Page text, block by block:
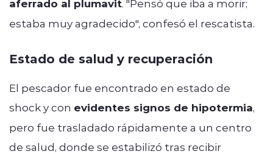
aferrado al plumavit. "Pensó que iba a morir;
estaba muy agradecido", confesó el rescatista.
Estado de salud y recuperación
El pescador fue encontrado en estado de
shock y con evidentes signos de hipotermia,
pero fue trasladado rápidamente a un centro
de salud, donde se estabilizó tras recibir